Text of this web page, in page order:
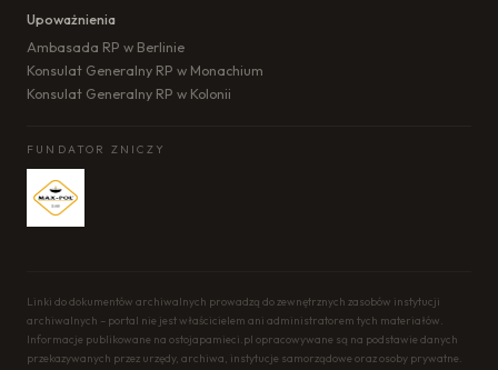
Upoważnienia
Ambasada RP w Berlinie
Konsulat Generalny RP w Monachium
Konsulat Generalny RP w Kolonii
FUNDATOR ZNICZY
Linki do dokumentów archiwalnych prowadzą do zewnętrznych zasobów instytucji
archiwalnych – portal nie jest właścicielem ani administratorem tych materiałów.
Informacje publikowane na ostojapamieci.pl opracowywane są na podstawie danych
przekazywanych przez urzędy, archiwa, instytucje samorządowe oraz osoby prywatne.